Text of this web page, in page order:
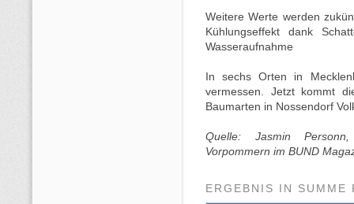
Weitere Werte werden
Kühlungseffekt dank
Wasseraufnahme
In sechs Orten in
vermessen. Jetzt kommt
Baumarten in Nossendorf
Quelle: Jasmin
Vorpommern im BUND
ERGEBNIS IN SUMME